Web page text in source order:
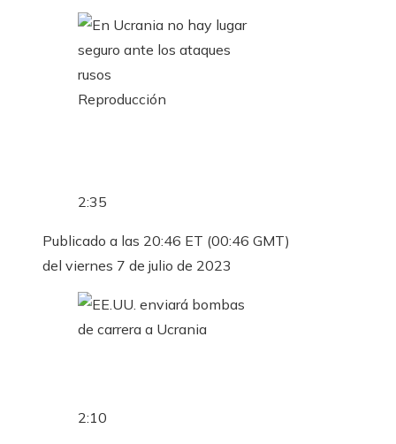
Reproducción
2:35
Publicado a las 20:46 ET (00:46 GMT)
del viernes 7 de julio de 2023
2:10